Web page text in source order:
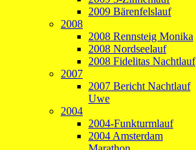
2009 Bärenfelslauf
2008
2008 Rennsteig Monika
2008 Nordseelauf
2008 Fidelitas Nachtlauf
2007
2007 Bericht Nachtlauf
Uwe
2004
2004-Funkturmlauf
2004 Amsterdam